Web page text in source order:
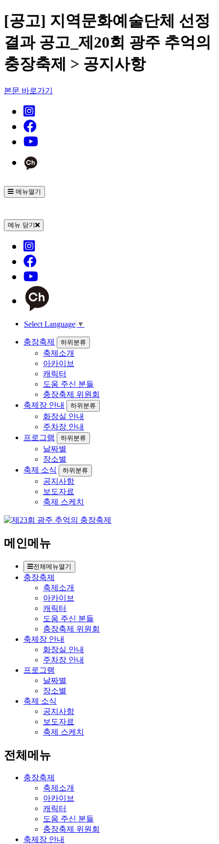
[공고] 지역문화예술단체 선정
결과 공고_제20회 광주 추억의
충장축제 > 공지사항
본문 바로가기
메뉴열기
메뉴 닫기
Select Language ▼
충장축제 하위분류
축제소개
아카이브
캐릭터
도움 주신 분들
충장축제 위원회
축제장 안내
하위분류
화장실 안내
주차장 안내
프로그램
하위분류
날짜별
장소별
축제 소식
하위분류
공지사항
보도자료
축제 스케치
메인메뉴
전체메뉴열기
충장축제
축제소개
아카이브
캐릭터
도움 주신 분들
충장축제 위원회
축제장 안내
화장실 안내
주차장 안내
프로그램
날짜별
장소별
축제 소식
공지사항
보도자료
축제 스케치
전체메뉴
충장축제
축제소개
아카이브
캐릭터
도움 주신 분들
충장축제 위원회
축제장 안내